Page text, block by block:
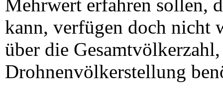
Mehrwert erfahren sollen,
kann, verfügen doch nicht
über die
Drohnenvölkerstellung